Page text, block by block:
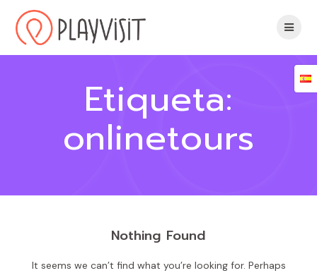
Etiqueta:
onlinetours
Nothing Found
It seems we can’t find what you’re looking for. Perhaps